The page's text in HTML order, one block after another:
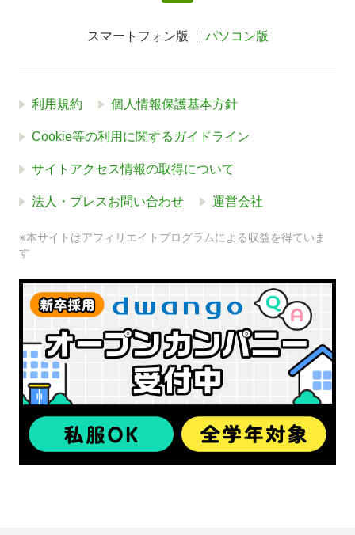
スマートフォン版 パソコン版
利用規約 個人情報保護基本方針
Cookie等の利用に関するガイドライン
サイトアクセス情報の取得について
法人・プレスお問い合わせ 運営会社
※本サイトはアフィリエイトプログラムによる収益を得ていま
す